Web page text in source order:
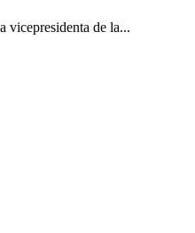
vicepresidenta de la...